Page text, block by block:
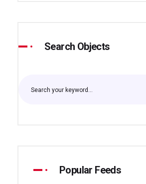
Search Objects
Popular Feeds